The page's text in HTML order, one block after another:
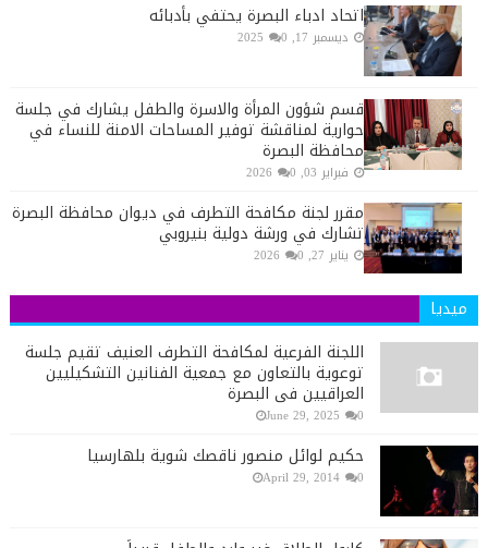
اتحاد ادباء البصرة يحتفي بأدبائه
ديسمبر 17, 2025 0
قسم شؤون المرأة والاسرة والطفل يشارك في جلسة
حوارية لمناقشة توفير المساحات الامنة للنساء في
محافظة البصرة
فبراير 03, 2026 0
مقرر لجنة مكافحة التطرف في ديوان محافظة البصرة
تشارك في ورشة دولية بنيروبي
يناير 27, 2026 0
ميديا
اللجنة الفرعية لمكافحة التطرف العنيف تقيم جلسة
توعوية بالتعاون مع جمعية الفنانين التشكيليين
العراقيين في البصرة
June 29, 2025 0
حكيم لوائل منصور ناقصك شوية بلهارسيا
April 29, 2014 0